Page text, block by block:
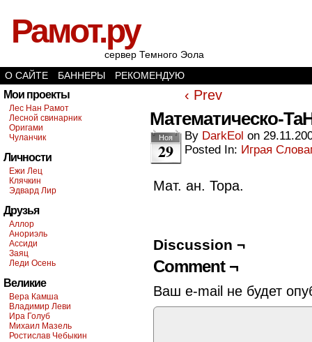
Рамот.ру
сервер Темного Эола
О САЙТЕ
БАННЕРЫ РЕКОМЕНДУЮ
Мои проекты
Лес Нан Рамот
Лесной свинарник
Оригами
Чуланчик
Личности
Ежи Лец
Клячкин
Эдвард Лир
Друзья
Аллор
Анориэль
Ассиди
Заяц
Леди Осень
Великие
Вера Камша
Владимир Леви
Ира Голуб
Михаил Мазель
Ростислав Чебыкин
‹ Prev
Математическо-
Ноя
29
By DarkEol on
Posted In: Играя
Мат. ан. Тора.
Discussion ¬
Comment ¬
Ваш e-mail не будет